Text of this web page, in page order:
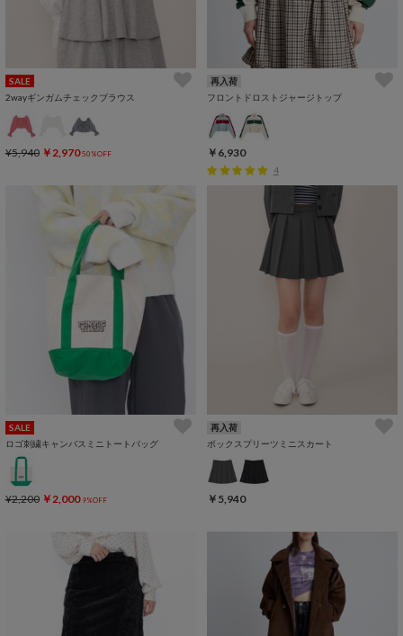
SALE
2wayギンガムチェックブラウス
¥5,940 ￥2,970 50%OFF
再入荷
フロントドロストジャージトップ
￥6,930
4
SALE
ロゴ刺繍キャンバスミニトートバッグ
¥2,200 ￥2,000 9%OFF
再入荷
ボックスプリーツミニスカート
￥5,940